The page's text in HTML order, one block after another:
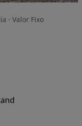
· Valor Fixo